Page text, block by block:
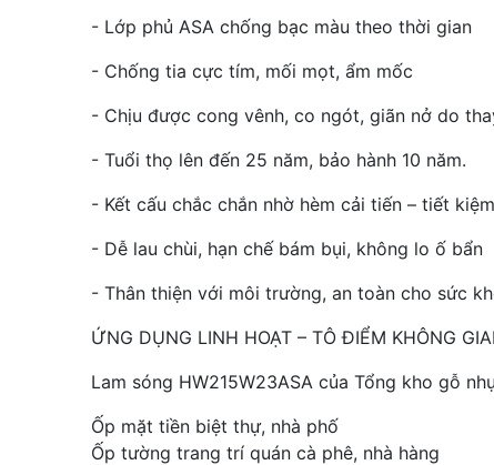
- Lớp phủ ASA chống bạc màu theo thời gian
- Chống tia cực tím, mối mọt, ẩm mốc
- Chịu được cong vênh, co ngót, giãn nở do
- Tuổi thọ lên đến 25 năm, bảo hành 10 năm.
- Kết cấu chắc chắn nhờ hèm cải tiến – tiết
- Dễ lau chùi, hạn chế bám bụi, không lo ố bẩn
- Thân thiện với môi trường, an toàn cho sức
ỨNG DỤNG LINH HOẠT – TÔ ĐIỂM KHÔNG
Lam sóng HW215W23ASA của Tổng kho gỗ
Ốp mặt tiền biệt thự, nhà phố
Ốp tường trang trí quán cà phê, nhà hàng